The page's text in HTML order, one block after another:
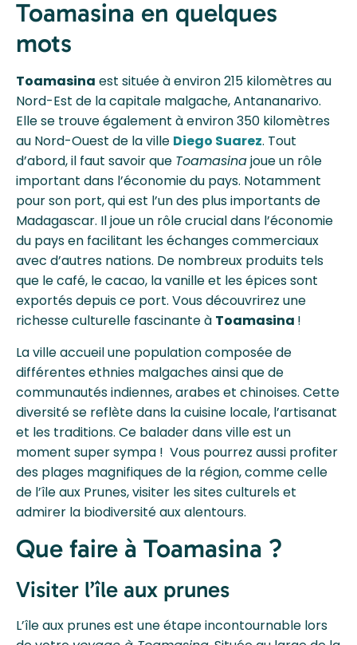
Toamasina en quelques
mots
Toamasina est située à environ 215 kilomètres au
Nord-Est de la capitale malgache, Antananarivo.
Elle se trouve également à environ 350 kilomètres
au Nord-Ouest de la ville Diego Suarez. Tout
d’abord, il faut savoir que Toamasinajoue un rôle
important dans l’économie du pays. Notamment
pour son port, qui est l’un des plus importants de
Madagascar. Il joue un rôle crucial dans l’économie
du pays en facilitant les échanges commerciaux
avec d’autres nations. De nombreux produits tels
que le café, le cacao, la vanille et les épices sont
exportés depuis ce port. Vous découvrirez une
richesse culturelle fascinante à Toamasina !
La ville accueil une population composée de
différentes ethnies malgaches ainsi que de
communautés indiennes, arabes et chinoises. Cette
diversité se reflète dans la cuisine locale, l’artisanat
et les traditions. Ce balader dans ville est un
moment super sympa ! Vous pourrez aussi profiter
des plages magnifiques de la région, comme celle
de l’île aux Prunes, visiter les sites culturels et
admirer la biodiversité aux alentours.
Que faire à Toamasina ?
Visiter l’île aux prunes
L’île aux prunes est une étape incontournable lors